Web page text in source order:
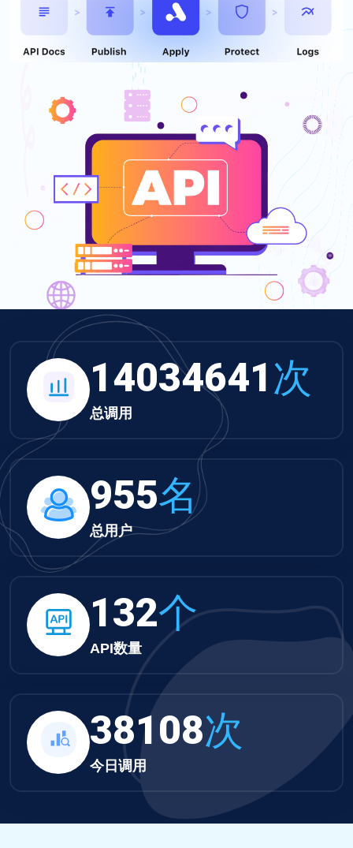
14034641次
总调用
955名
总用户
132个
API数量
38108次
今日调用